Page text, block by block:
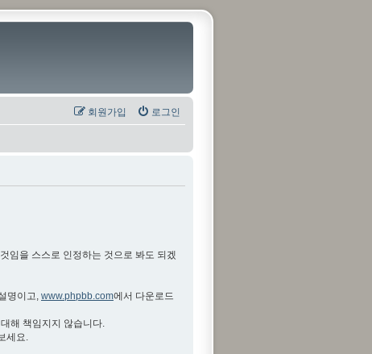
로그인
회원가입
임을 스스로 인정하는 것으로 봐도 되겠
명이고, www.phpbb.com에서 다운로드
해 책임지지 않습니다.
세요.